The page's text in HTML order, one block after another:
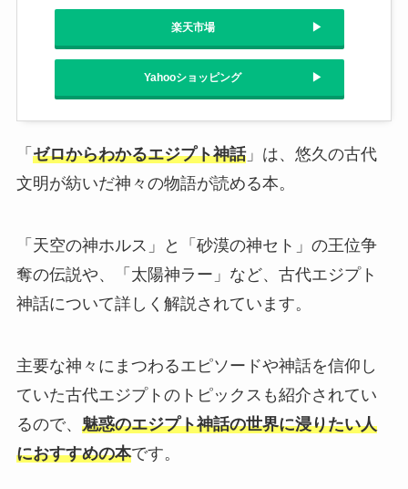
楽天市場
Yahooショッピング
「 ゼロからわかるエジプト神話」は、悠久の古代
文明が紡いだ神々の物語が読める本。
「天空の神ホルス」と「砂漠の神セト」の王位争
奪の伝説や、「太陽神ラー」など、古代エジプト
神話について詳しく解説されています。
主要な神々にまつわるエピソードや神話を信仰し
ていた古代エジプトのトピックスも紹介されてい
るので、 魅惑のエジプト神話の世界に浸りたい人
におすすめの本です。